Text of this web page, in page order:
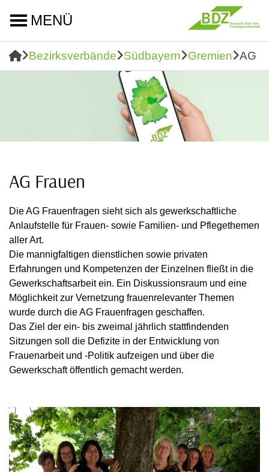
MENÜ
Bezirksverbände Südbayern Gremien AG
AG Frauen
Die AG Frauenfragen sieht sich als gewerkschaftliche
Anlaufstelle für Frauen- sowie Familien- und Pflegethemen
aller Art.
Die mannigfaltigen dienstlichen sowie privaten
Erfahrungen und Kompetenzen der Einzelnen fließt in die
Gewerkschaftsarbeit ein. Ein Diskussionsraum und eine
Möglichkeit zur Vernetzung frauenrelevanter Themen
wurde durch die AG Frauenfragen geschaffen.
Das Ziel der ein- bis zweimal jährlich stattfindenden
Sitzungen soll die Defizite in der Entwicklung von
Frauenarbeit und -Politik aufzeigen und über die
Gewerkschaft öffentlich gemacht werden.